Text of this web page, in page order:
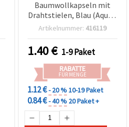
Baumwollkapseln mit
Drahtstielen, Blau (Aqua),
60 x 30 mm, 4er-Pack –
Bastelbedarf, Floristik,
Sträuße & Heimdeko
Artikelnummer: 416119
1.40€ 1-9 Paket
RABATTE
FÜR MENGE
1.12 €- 20 %10-19 Paket
0.84 €- 40 % 20 Paket +